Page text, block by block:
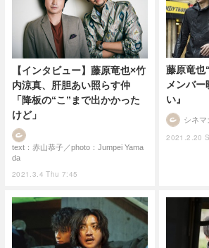
【インタビュー】藤原竜也×竹
内涼真、肝胆あい照らす仲
「降板の“こ”まで出かかった
けど」
2021.3.4 Thu 7:45
text：赤山恭子／photo：Jumpei Yama
da
藤原竜也
メンバー
い』
2021.2.20
シネマ